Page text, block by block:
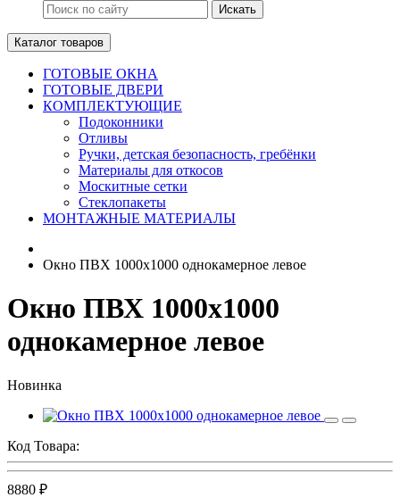
Искать
Каталог товаров
ГОТОВЫЕ ОКНА
ГОТОВЫЕ ДВЕРИ
КОМПЛЕКТУЮЩИЕ
Подоконники
Отливы
Ручки, детская безопасность, гребёнки
Материалы для откосов
Москитные сетки
Стеклопакеты
МОНТАЖНЫЕ МАТЕРИАЛЫ
Окно ПВХ 1000х1000 однокамерное левое
Окно ПВХ 1000х1000
однокамерное левое
Новинка
Код Товара:
8880 ₽